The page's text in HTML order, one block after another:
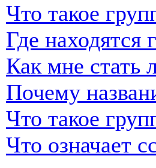
Что такое
Где находятся
Как мне стать
Почему
Что такое
Что означает